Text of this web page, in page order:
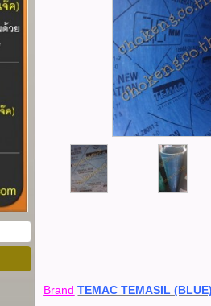
Brand TEMAC TEMASIL